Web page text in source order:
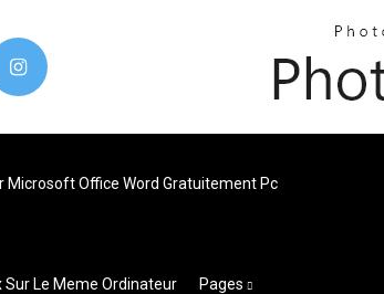
Microsoft Office Word Gratuitement Pc
Sur Le Meme Ordinateur Pages